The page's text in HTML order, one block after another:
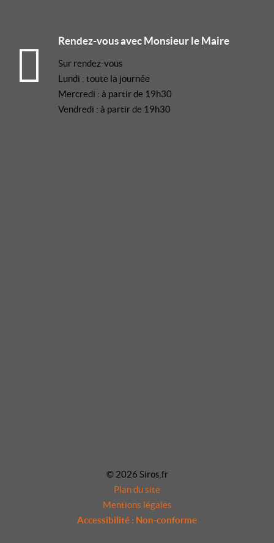
Rendez-vous avec Monsieur le Maire
Sur rendez-vous
Lundi : toute la journée
Mercredi : à partir de 19h30
Vendredi : à partir de 19h30
© 2026 Siros.fr
Plan du site
Mentions légales
Accessibilité : Non-conforme